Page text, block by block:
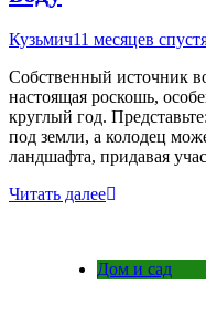
Кузьмич11 месяцев
Собственный источник
настоящая роскошь,
круглый год.
под земли, а колодец
ландшафта, придавая
Читать далее
Дом и сад